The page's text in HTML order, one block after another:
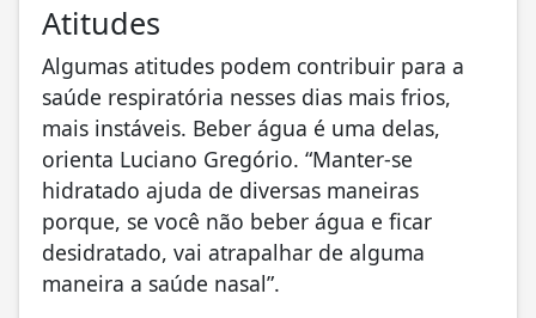
Atitudes
Algumas atitudes podem contribuir para a
saúde respiratória nesses dias mais frios,
mais instáveis. Beber água é uma delas,
orienta Luciano Gregório. “Manter-se
hidratado ajuda de diversas maneiras
porque, se você não beber água e ficar
desidratado, vai atrapalhar de alguma
maneira a saúde nasal”.